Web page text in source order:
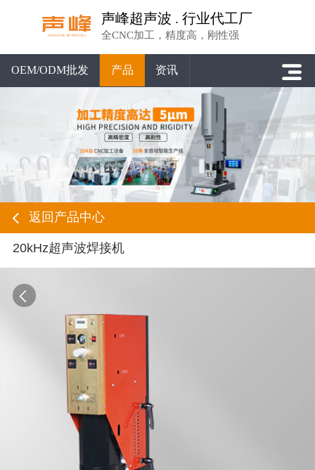
声峰超声波 . 行业代工厂
全CNC加工，精度高，刚性强
OEM/ODM批发 产品 资讯
返回产品中心
20kHz超声波焊接机